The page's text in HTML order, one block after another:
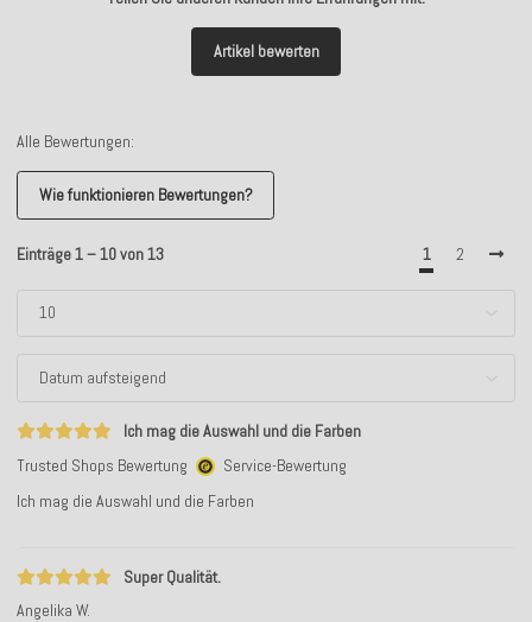
Artikel bewerten
Alle Bewertungen:
Wie funktionieren Bewertungen?
Einträge 1 – 10 von 13 1 2
Ich mag die Auswahl und die Farben
Trusted Shops Bewertung
Service-Bewertung
Ich mag die Auswahl und die Farben
Super Qualität.
Angelika W.